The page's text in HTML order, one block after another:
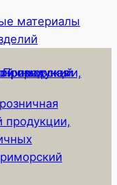
материалы
продукции,